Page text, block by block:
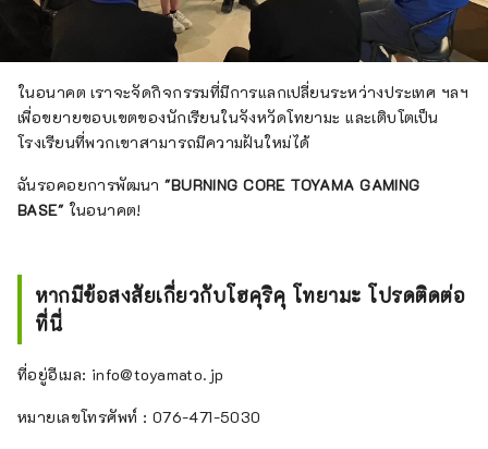
ในอนาคต เราจะจัดกิจกรรมที่มีการแลกเปลี่ยนระหว่างประเทศ ฯลฯ
เพื่อขยายขอบเขตของนักเรียนในจังหวัดโทยามะ และเติบโตเป็น
โรงเรียนที่พวกเขาสามารถมีความฝันใหม่ได้
ฉันรอคอยการพัฒนา"BURNING CORE TOYAMA GAMING
BASE"ในอนาคต!
หากมีข้อสงสัยเกี่ยวกับโฮคุริคุ โทยามะ โปรดติดต่อ
ที่นี่
ที่อยู่อีเมล: info@toyamato.jp
หมายเลขโทรศัพท์ : 076-471-5030